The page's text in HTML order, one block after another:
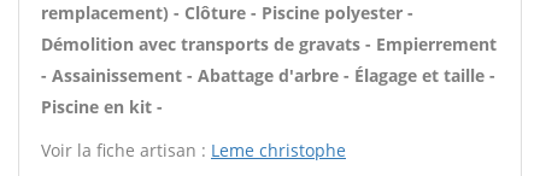
remplacement) - Clôture - Piscine polyester -
Démolition avec transports de gravats - Empierrement
- Assainissement - Abattage d'arbre - Élagage et taille -
Piscine en kit -
Voir la fiche artisan : Leme christophe